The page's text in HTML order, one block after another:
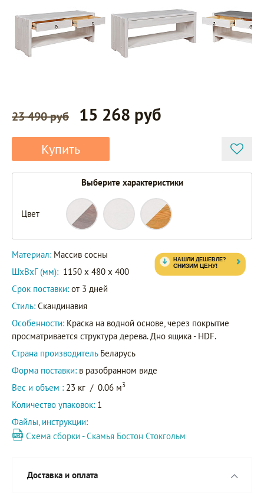
23 490 руб 15 268 руб
Купить
Выберите характеристики
Цвет
Материал: Массив сосны
ШxВxГ (мм): 1150 x 480 x 400
Срок поставки: от 3 дней
Стиль: Скандинавия
Особенности: Краска на водной основе, через покрытие
просматривается структура дерева. Дно ящика - HDF.
Страна производитель Беларусь
Форма поставки: в разобранном виде
Вес и объем : 23 кг / 0.06 м3
Количество упаковок: 1
Файлы, инструкции:
Схема сборки - Скамья Бостон Стокгольм
Доставка и оплата